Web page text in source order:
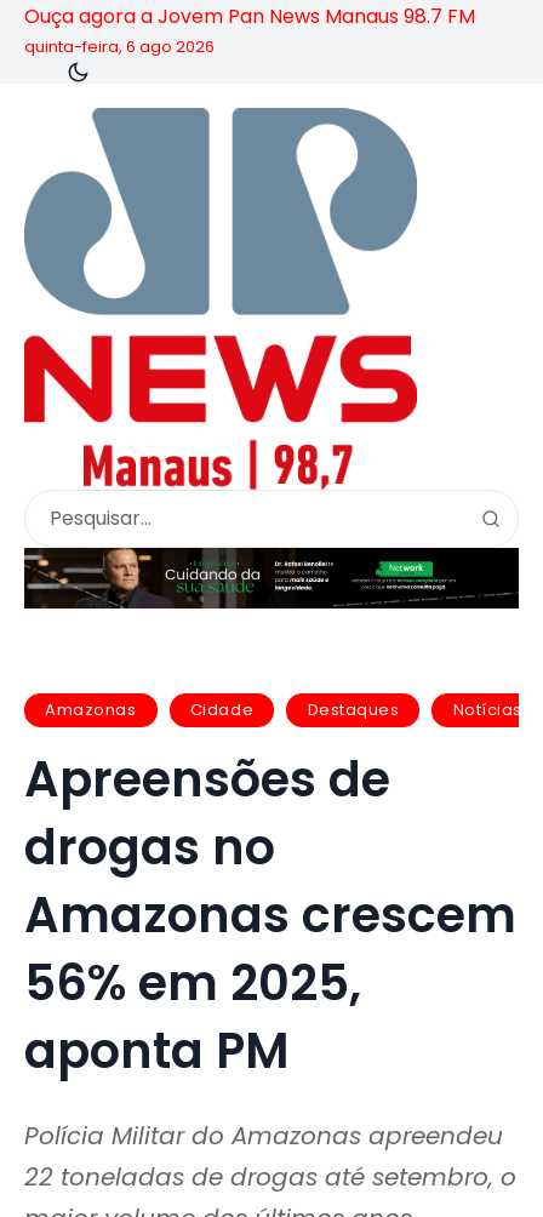
Ouça agora a Jovem Pan News Manaus 98.7 FM
quinta-feira, 6 ago 2026
Amazonas Cidade Destaques Notícias
Apreensões de
drogas no
Amazonas crescem
56% em 2025,
aponta PM
Polícia Militar do Amazonas apreendeu
22 toneladas de drogas até setembro, o